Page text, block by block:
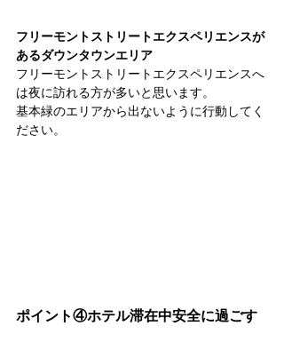
フリーモントストリートエクスペリエンスが
あるダウンタウンエリア
フリーモントストリートエクスペリエンスへ
は夜に訪れる方が多いと思います。
基本緑のエリアから出ないように行動してく
ださい。
ポイント④ホテル滞在中安全に過ごす